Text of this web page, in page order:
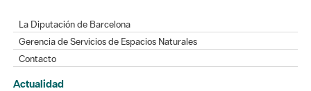
La Diputación de Barcelona
Gerencia de Servicios de Espacios Naturales
Contacto
Actualidad